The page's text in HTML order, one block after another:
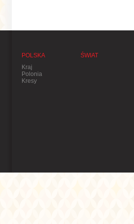
POLSKA
Kraj
Polonia
Kresy
ŚWIAT